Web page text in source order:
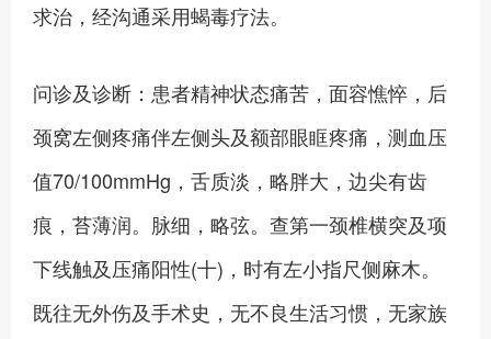
求治，经沟通采用蝎毒疗法。
问诊及诊断：患者精神状态痛苦，面容憔悴，后
颈窝左侧疼痛伴左侧头及额部眼眶疼痛，测血压
值70/100mmHg，舌质淡，略胖大，边尖有齿
痕，苔薄润。脉细，略弦。查第一颈椎横突及项
下线触及压痛阳性(十)，时有左小指尺侧麻木。
既往无外伤及手术史，无不良生活习惯，无家族